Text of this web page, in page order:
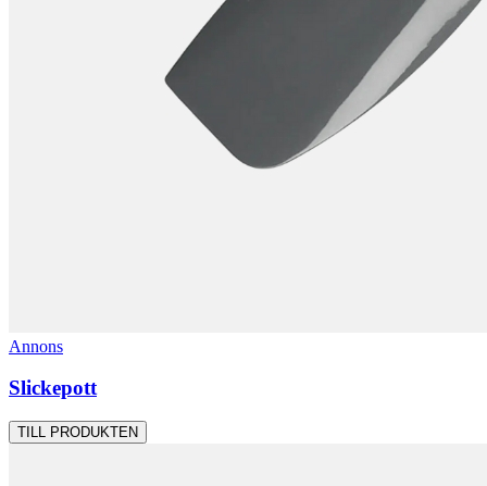
Annons
Slickepott
TILL PRODUKTEN